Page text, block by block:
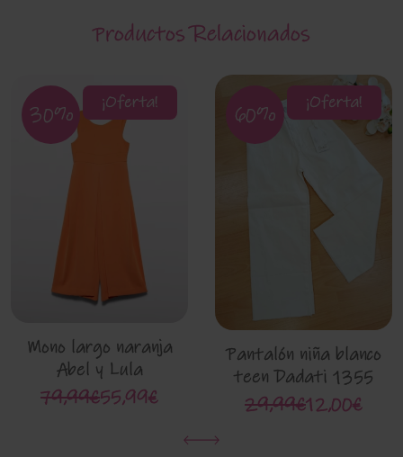
Productos Relacionados
¡Oferta!
30%
Mono largo naranja
Abel y Lula
79,99€55,99€
¡Oferta!
60%
Pantalón niña blanco
teen Dadati 1355
29,99€12,00€